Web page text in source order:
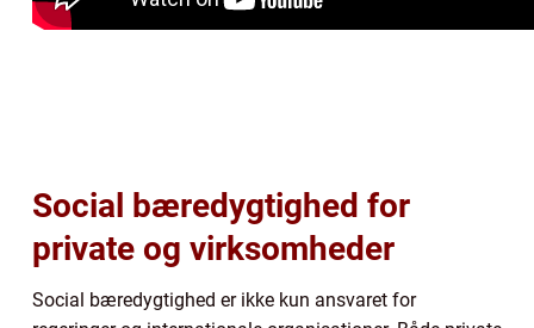
Social bæredygtighed for
private og virksomheder
Social bæredygtighed er ikke kun ansvaret for